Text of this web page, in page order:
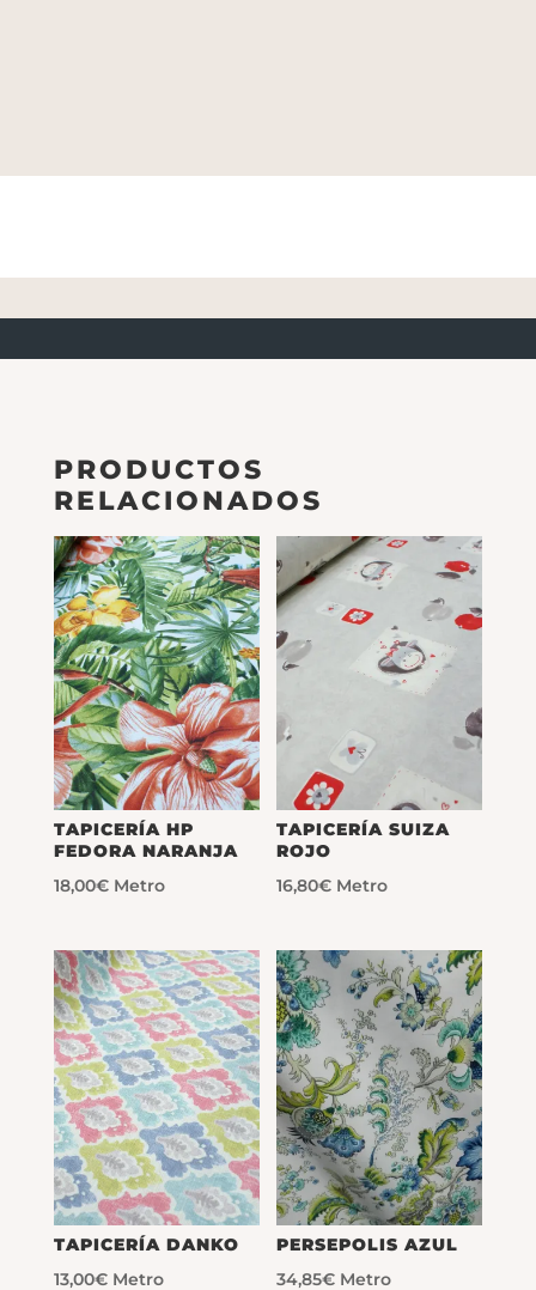
PRODUCTOS
RELACIONADOS
TAPICERÍA HP
FEDORA NARANJA
18,00€ Metro
TAPICERÍA SUIZA
ROJO
16,80€ Metro
TAPICERÍA DANKO
13,00€ Metro
PERSEPOLIS AZUL
34,85€ Metro